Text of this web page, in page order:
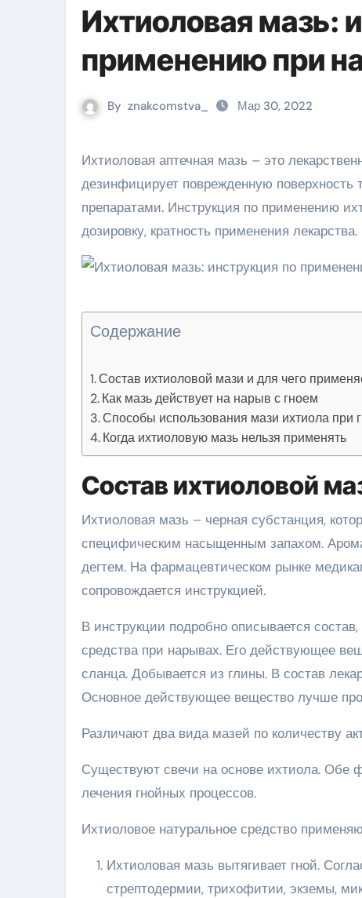
Ихтиоловая мазь:
применению при
By znakcomstva_ Мар 30, 2022
Ихтиоловая аптечная мазь – это лекарственное средство, которое купирует воспалительную реакцию,
дезинфицирует поврежденную
препаратами. Инструкция по применению
дозировку, кратность применения лекарства.
Содержание
Состав ихтиоловой мази и для чего
Как мазь действует на нарыв с гноем
Способы использования мази ихтиола при
Когда ихтиоловую мазь нельзя применять
Состав ихтиоловой
Ихтиоловая мазь – черная субстанция,
специфическим насыщенным запахом.
дегтем. На фармацевтическом рынке
сопровождается инструкцией.
В инструкции подробно описывается
средства при нарывах. Его действующее
сланца. Добывается из глины. В состав
Основное действующее вещество лучше
Различают два вида мазей по количеству
Существуют свечи на основе ихтиола. Обе
лечения гнойных процессов.
Ихтиоловое натуральное средство
Ихтиоловая мазь вытягивает гной.
стрептодермии, трихофитии, экземы,